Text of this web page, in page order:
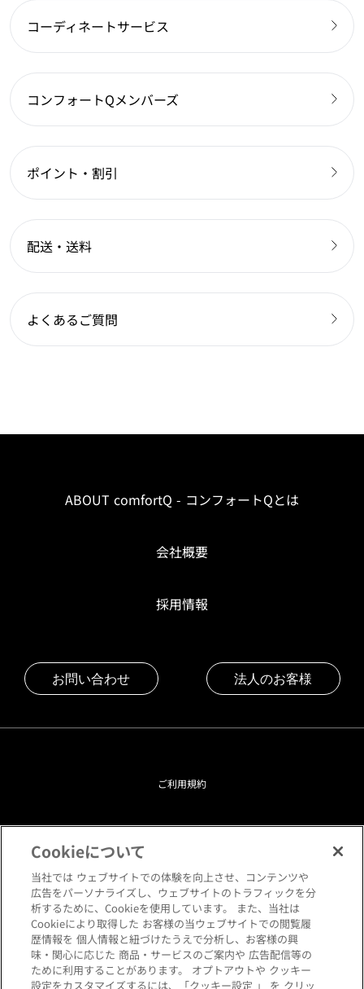
コーディネートサービス
コンフォートQメンバーズ
ポイント・割引
配送・送料
よくあるご質問
ABOUT comfortQ - コンフォートQとは
会社概要
採用情報
お問い合わせ 法人のお客様
ご利用規約
プライバシーポリシー
クッキーポリシー
閲覧環境について
サイトマップ
Cookieについて
当社では ウェブサイトでの体験を向上させ、コンテンツや
広告をパーソナライズし、ウェブサイトのトラフィックを分
析するために、Cookieを使用しています。 また、当社は
Cookieにより取得した お客様の当ウェブサイトでの閲覧履
歴情報を 個人情報と紐づけたうえで分析し、お客様の興
味・関心に応じた 商品・サービスのご案内や 広告配信等の
ために利用することがあります。 オプトアウトや クッキー
設定をカスタマイズするには、「クッキー設定 」 を クリッ